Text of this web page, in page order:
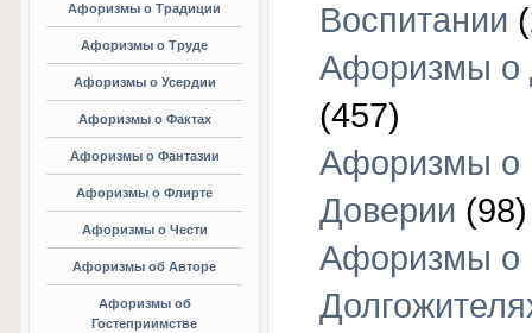
Афоризмы о Традиции
Афоризмы о Труде
Афоризмы о Усердии
Афоризмы о Фактах
Афоризмы о Фантазии
Афоризмы о Флирте
Афоризмы о Чести
Афоризмы об Авторе
Афоризмы об
Гостеприимстве
Воспитании
Афоризмы о
(457)
Афоризмы о
Доверии (98)
Афоризмы о